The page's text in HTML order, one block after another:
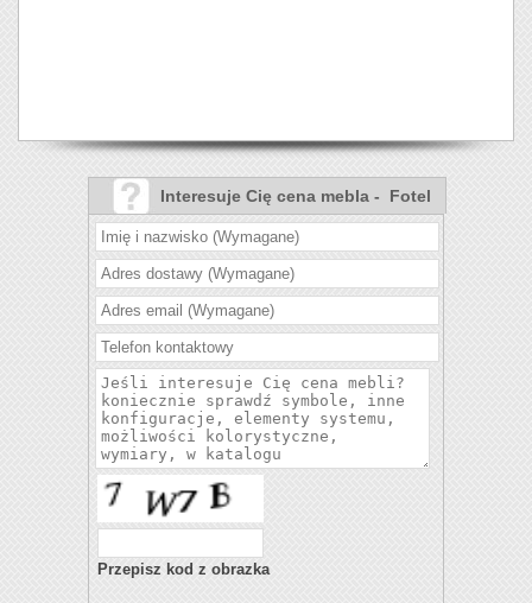
Interesuje Cię cena mebla - Fotel
Collin?
Przepisz kod z obrazka